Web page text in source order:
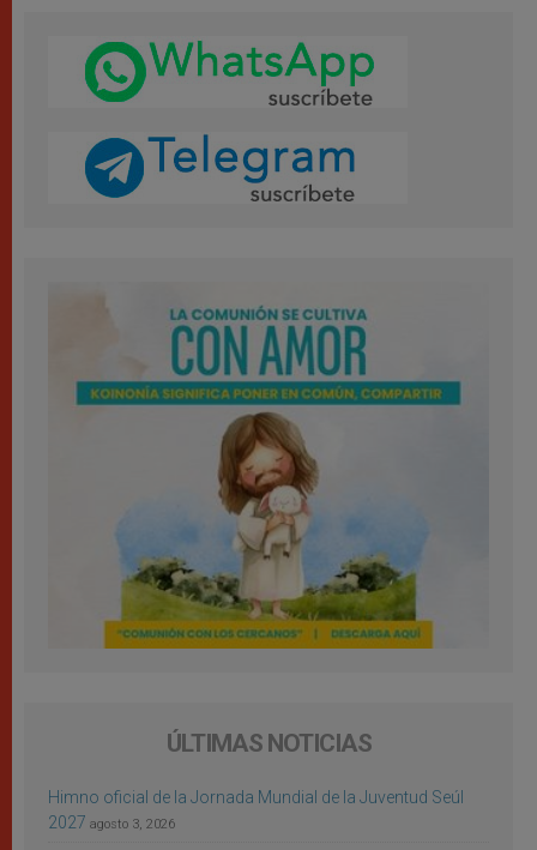
ÚLTIMAS NOTICIAS
Himno oficial de la Jornada Mundial de la Juventud Seúl
2027 agosto 3, 2026